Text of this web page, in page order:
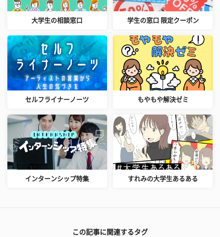
大学生の相談窓口 学生の窓口 限定クーポン
セルフライナーノーツ もやもや解決ゼミ
インターンシップ特集 すれみの大学生あるある
この記事に関連するタグ